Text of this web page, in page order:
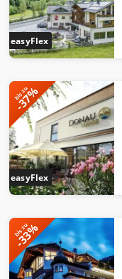
easyFlex
easyFlex
bis zu
-37%
bis zu
-33%